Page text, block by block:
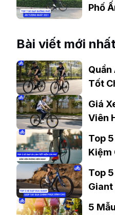
Phố
Bài viết mới
Quần
Tốt
Mưa?
Giá
Viên
Gợi
Top
Kiệm
Top
Giant
5